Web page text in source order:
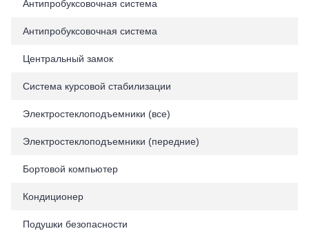
Антипробуксовочная система
Антипробуксовочная система
Центральный замок
Система курсовой стабилизации
Электростеклоподъемники (все)
Электростеклоподъемники (передние)
Бортовой компьютер
Кондиционер
Подушки безопасности